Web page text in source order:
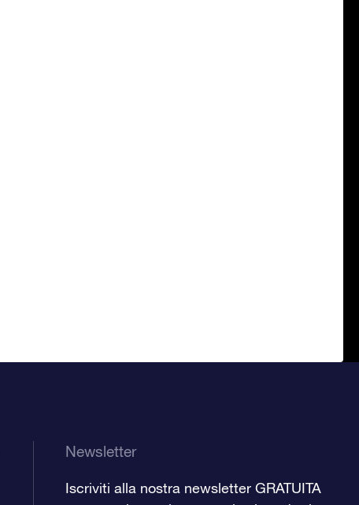
Newsletter
Iscriviti alla nostra newsletter GRATUITA